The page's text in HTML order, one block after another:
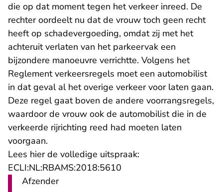
die op dat moment tegen het verkeer inreed. De
rechter oordeelt nu dat de vrouw toch geen recht
heeft op schadevergoeding, omdat zij met het
achteruit verlaten van het parkeervak een
bijzondere manoeuvre verrichtte. Volgens het
Reglement verkeersregels moet een automobilist
in dat geval al het overige verkeer voor laten gaan.
Deze regel gaat boven de andere voorrangsregels,
waardoor de vrouw ook de automobilist die in de
verkeerde rijrichting reed had moeten laten
voorgaan.
Lees hier de volledige uitspraak:
ECLI:NL:RBAMS:2018:5610
Afzender